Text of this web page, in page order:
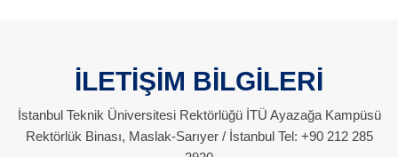
İLETİŞİM BİLGİLERİ
İstanbul Teknik Üniversitesi Rektörlüğü İTÜ Ayazağa Kampüsü
Rektörlük Binası, Maslak-Sarıyer / İstanbul Tel: +90 212 285